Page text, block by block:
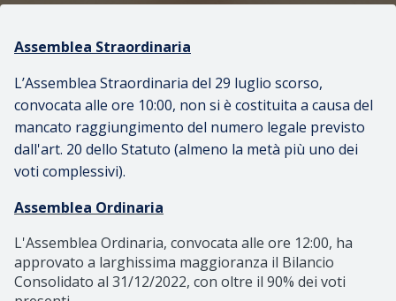
Assemblea Straordinaria
L’Assemblea Straordinaria del 29 luglio scorso,
convocata alle ore 10:00, non si è costituita a causa del
mancato raggiungimento del numero legale previsto
dall'art. 20 dello Statuto (almeno la metà più uno dei
voti complessivi).
Assemblea Ordinaria
L'Assemblea Ordinaria, convocata alle ore 12:00, ha
approvato a larghissima maggioranza il Bilancio
Consolidato al 31/12/2022, con oltre il 90% dei voti